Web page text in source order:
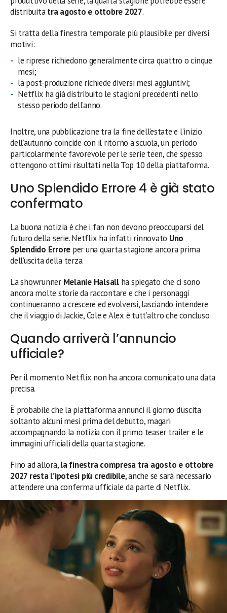
distribuitatra agosto e ottobre 2027.
Si tratta della finestra temporale più plausibile per diversi
motivi:
le riprese richiedono generalmente circa quattro o cinque
mesi;
la post-produzione richiede diversi mesi aggiuntivi;
Netflix ha già distribuito le stagioni precedenti nello
stesso periodo dell’anno.
Inoltre, una pubblicazione tra la fine dell’estate e l’inizio
dell’autunno coincide con il ritorno a scuola, un periodo
particolarmente favorevole per le serie teen, che spesso
ottengono ottimi risultati nella Top 10 della piattaforma.
Uno Splendido Errore 4 è già stato
confermato
La buona notizia è che i fan non devono preoccuparsi del
futuro della serie. Netflix ha infatti rinnovato Uno
Splendido Errore per una quarta stagione ancora prima
dell’uscita della terza.
La showrunner Melanie Halsallha spiegato che ci sono
ancora molte storie da raccontare e che i personaggi
continueranno a crescere ed evolversi, lasciando intendere
che il viaggio di Jackie, Cole e Alex è tutt’altro che concluso.
Quando arriverà l’annuncio
ufficiale?
Per il momento Netflix non ha ancora comunicato una data
precisa.
È probabile che la piattaforma annunci il giorno d’uscita
soltanto alcuni mesi prima del debutto, magari
accompagnando la notizia con il primo teaser trailer e le
immagini ufficiali della quarta stagione.
Fino ad allora,la finestra compresa tra agosto e ottobre
2027 resta l’ipotesi più credibile, anche se sarà necessario
attendere una conferma ufficiale da parte di Netflix.